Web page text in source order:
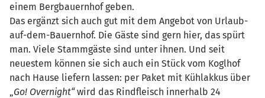
einem Bergbauernhof geben.
Das ergänzt sich auch gut mit dem Angebot von Urlaub-
auf-dem-Bauernhof. Die Gäste sind gern hier, das spürt
man. Viele Stammgäste sind unter ihnen. Und seit
neuestem können sie sich auch ein Stück vom Koglhof
nach Hause liefern lassen: per Paket mit Kühlakkus über
Go! Overnight“wird das Rindfleisch innerhalb 24